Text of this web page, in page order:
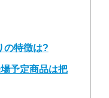
の特徴は?
予定商品は把